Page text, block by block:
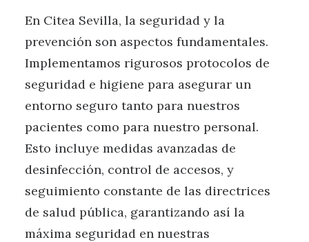
En Citea Sevilla, la seguridad y la
prevención son aspectos fundamentales.
Implementamos rigurosos protocolos de
seguridad e higiene para asegurar un
entorno seguro tanto para nuestros
pacientes como para nuestro personal.
Esto incluye medidas avanzadas de
desinfección, control de accesos, y
seguimiento constante de las directrices
de salud pública, garantizando así la
máxima seguridad en nuestras